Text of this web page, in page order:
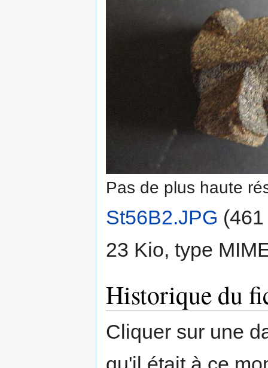
Pas de plus haute
St56B2.JPG
23 Kio, type
Historique du
Cliquer sur une